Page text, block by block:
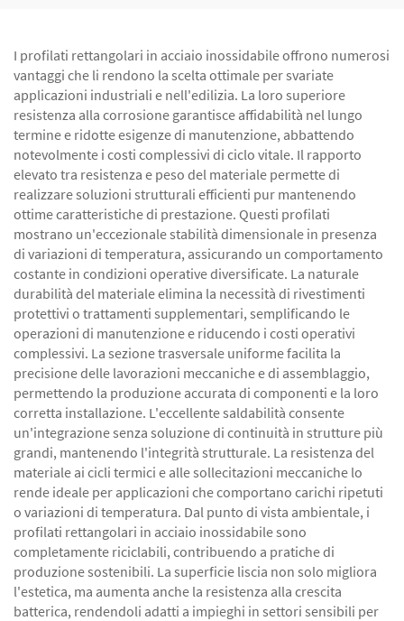
I profilati rettangolari in acciaio inossidabile offrono numerosi
vantaggi che li rendono la scelta ottimale per svariate
applicazioni industriali e nell'edilizia. La loro superiore
resistenza alla corrosione garantisce affidabilità nel lungo
termine e ridotte esigenze di manutenzione, abbattendo
notevolmente i costi complessivi di ciclo vitale. Il rapporto
elevato tra resistenza e peso del materiale permette di
realizzare soluzioni strutturali efficienti pur mantenendo
ottime caratteristiche di prestazione. Questi profilati
mostrano un'eccezionale stabilità dimensionale in presenza
di variazioni di temperatura, assicurando un comportamento
costante in condizioni operative diversificate. La naturale
durabilità del materiale elimina la necessità di rivestimenti
protettivi o trattamenti supplementari, semplificando le
operazioni di manutenzione e riducendo i costi operativi
complessivi. La sezione trasversale uniforme facilita la
precisione delle lavorazioni meccaniche e di assemblaggio,
permettendo la produzione accurata di componenti e la loro
corretta installazione. L'eccellente saldabilità consente
un'integrazione senza soluzione di continuità in strutture più
grandi, mantenendo l'integrità strutturale. La resistenza del
materiale ai cicli termici e alle sollecitazioni meccaniche lo
rende ideale per applicazioni che comportano carichi ripetuti
o variazioni di temperatura. Dal punto di vista ambientale, i
profilati rettangolari in acciaio inossidabile sono
completamente riciclabili, contribuendo a pratiche di
produzione sostenibili. La superficie liscia non solo migliora
l'estetica, ma aumenta anche la resistenza alla crescita
batterica, rendendoli adatti a impieghi in settori sensibili per